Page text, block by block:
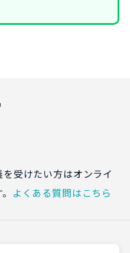
受けたい方はオンライ
よくある質問はこちら